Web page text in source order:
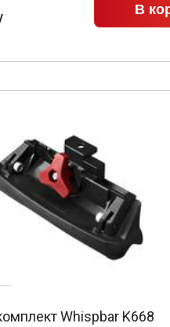
В
Whispbar K668